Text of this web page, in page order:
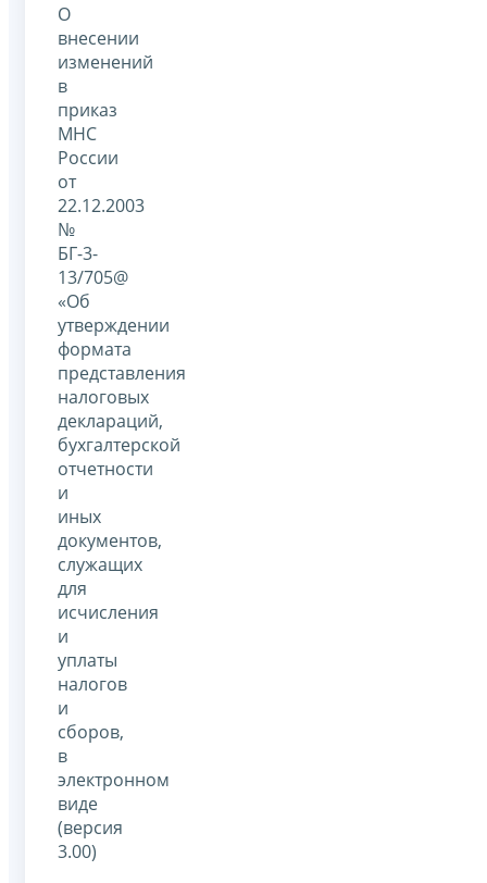
О
внесении
изменений
в
приказ
МНС
России
от
22.12.2003
№
БГ-3-
13/705@
«Об
утверждении
формата
представления
налоговых
деклараций,
бухгалтерской
отчетности
и
иных
документов,
служащих
для
исчисления
и
уплаты
налогов
и
сборов,
в
электронном
виде
(версия
3.00)